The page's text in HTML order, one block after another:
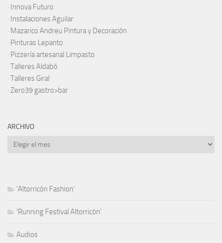
· Innova Futuro
· Instalaciones Aguilar
· Mazarico Andreu Pintura y Decoración
· Pinturas Lepanto
· Pizzería artesanal Limpasto
· Talleres Aldabó
· Talleres Giral
· Zero39 gastro>bar
ARCHIVO
Archivo
'Altorricón Fashion'
'Running Festival Altorricón'
Audios